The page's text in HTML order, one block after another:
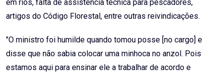
em rios, falta de assistência técnica para pescadores,
artigos do Código Florestal, entre outras reivindicações.
"O ministro foi humilde quando tomou posse [no cargo] e
disse que não sabia colocar uma minhoca no anzol. Pois
estamos aqui para ensinar ele a trabalhar de acordo e